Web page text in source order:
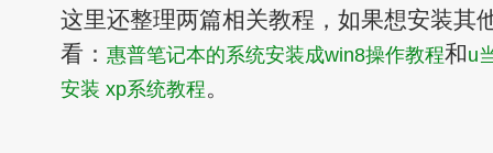
这里还整理两篇相关教程，如果想安装其
看： 惠普笔记本的系统安装成win8操作教程和u
安装 xp系统教程。